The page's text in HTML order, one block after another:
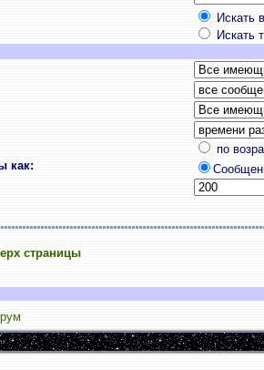
Искать
Искать
по
как:
страницы